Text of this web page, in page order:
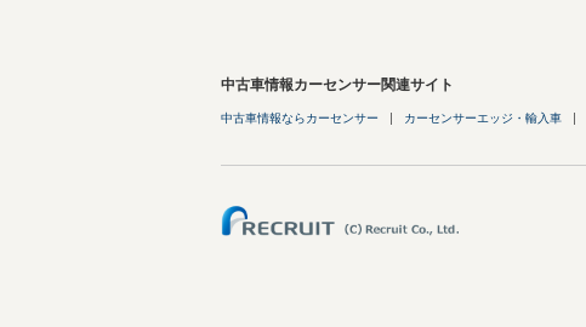
中古車情報カーセンサー関連サイト
中古車情報ならカーセンサー カーセンサーエッジ・輸入車